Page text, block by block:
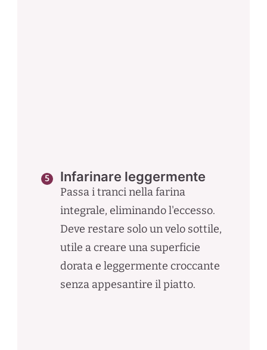
Infarinare leggermente
Passa i tranci nella farina
integrale, eliminando l'eccesso.
Deve restare solo un velo sottile,
utile a creare una superficie
dorata e leggermente croccante
senza appesantire il piatto.